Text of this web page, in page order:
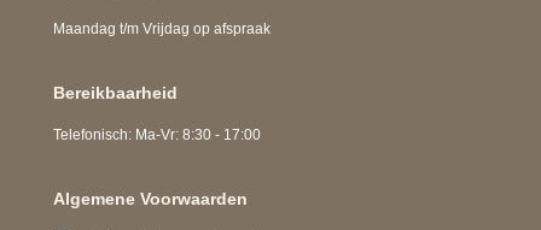
Maandag t/m Vrijdag op afspraak
Bereikbaarheid
Telefonisch: Ma-Vr: 8:30 - 17:00
Algemene Voorwaarden